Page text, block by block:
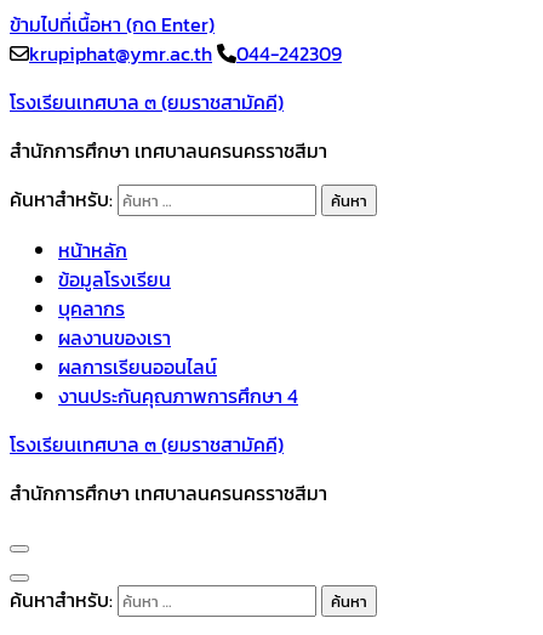
ข้ามไปที่เนื้อหา (กด Enter)
krupiphat@ymr.ac.th
044-242309
โรงเรียนเทศบาล ๓ (ยมราชสามัคคี)
สำนักการศึกษา เทศบาลนครนครราชสีมา
ค้นหาสำหรับ:
หน้าหลัก
ข้อมูลโรงเรียน
บุคลากร
ผลงานของเรา
ผลการเรียนออนไลน์
งานประกันคุณภาพการศึกษา 4
โรงเรียนเทศบาล ๓ (ยมราชสามัคคี)
สำนักการศึกษา เทศบาลนครนครราชสีมา
ค้นหาสำหรับ: